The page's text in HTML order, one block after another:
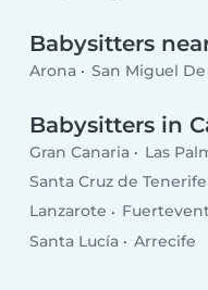
Babysitters
Arona San Miguel
Babysitters in
Gran Canaria
Las
Santa Cruz de Tenerife
Lanzarote
Santa Lucía
Arrecife